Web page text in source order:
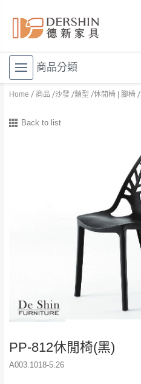
商品分類
Home 商品 沙發 類型 休閒椅 | 腳椅
Back to list
PP-812休閒椅(黑)
A003.1018-5.26